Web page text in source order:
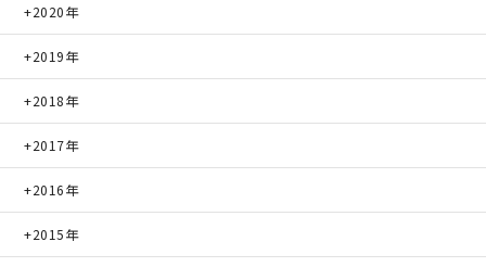
2020年
2019年
2018年
2017年
2016年
2015年